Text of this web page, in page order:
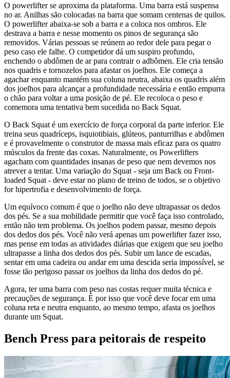
O powerlifter se aproxima da plataforma. Uma barra está suspensa
no ar. Anilhas são colocadas na barra que somam centenas de quilos.
O powerlifter abaixa-se sob a barra e a coloca nos ombros. Ele
destrava a barra e nesse momento os pinos de segurança são
removidos. Várias pessoas se reúnem ao redor dele para pegar o
peso caso ele falhe. O competidor dá um suspiro profundo,
enchendo o abdômen de ar para contrair o adbômen. Ele cria tensão
nos quadris e tornozelos para afastar os joelhos. Ele começa a
agachar enquanto mantém sua coluna neutra, abaixa os quadris além
dos joelhos para alcançar a profundidade necessária e então empurra
o chão para voltar a uma posição de pé. Ele recoloca o peso e
comemora uma tentativa bem sucedida no Back Squat.
O Back Squat é um exercício de força corporal da parte inferior. Ele
treina seus quadríceps, isquiotibiais, glúteos, panturrilhas e abdômen
e é provavelmente o construtor de massa mais eficaz para os quatro
músculos da frente das coxas. Naturalmente, os Powerlifters
agacham com quantidades insanas de peso que nem devemos nos
atrever a tentar. Uma variação do Squat - seja um Back ou Front-
loaded Squat - deve estar no plano de treino de todos, se o objetivo
for hipertrofia e desenvolvimento de força.
Um equívoco comum é que o joelho não deve ultrapassar os dedos
dos pés. Se a sua mobilidade permitir que você faça isso controlado,
então não tem problema. Os joelhos podem passar, mesmo depois
dos dedos dos pés. Você não verá apenas um powerlifter fazer isso,
mas pense em todas as atividades diárias que exigem que seu joelho
ultrapasse a linha dos dedos dos pés. Subir um lance de escadas,
sentar em uma cadeira ou andar em uma descida seria impossível, se
fosse tão perigoso passar os joelhos da linha dos dedos do pé.
Agora, ter uma barra com peso nas costas requer muita técnica e
precauções de segurança. É por isso que você deve focar em uma
coluna reta e neutra enquanto, ao mesmo tempo, afasta os joelhos
durante um Squat.
Bench Press para peitorais de respeito